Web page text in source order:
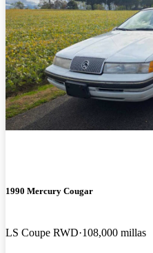
1990 Mercury Cougar
LS Coupe RWD 108,000 millas